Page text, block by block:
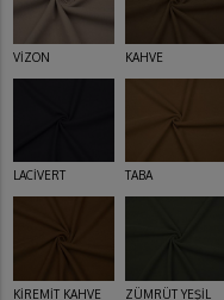
VİZON KAHVE
LACİVERT TABA
KİREMİT KAHVE ZÜMRÜT YEŞİL